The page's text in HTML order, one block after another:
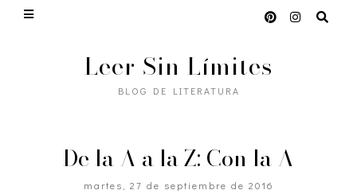
Leer Sin Límites
BLOG DE LITERATURA
De la A a la Z: Con la A
martes, 27 de septiembre de 2016